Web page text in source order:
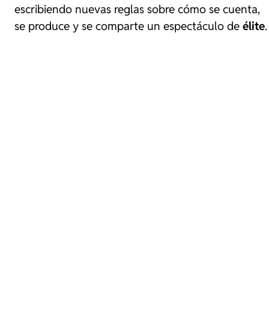
escribiendo nuevas reglas sobre cómo se cuenta,
se produce y se comparte un espectáculo de élite.